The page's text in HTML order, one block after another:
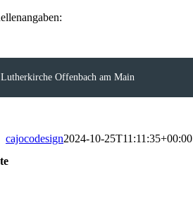
Lutherkirche Offenbach am Main
cajocodesign2024-10-25T11:11:35+00:00